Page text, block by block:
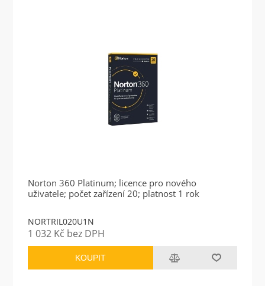
Norton 360 Platinum; licence pro nového
uživatele; počet zařízení 20; platnost 1 rok
NORTRIL020U1N
1 032 Kč bez DPH
KOUPIT